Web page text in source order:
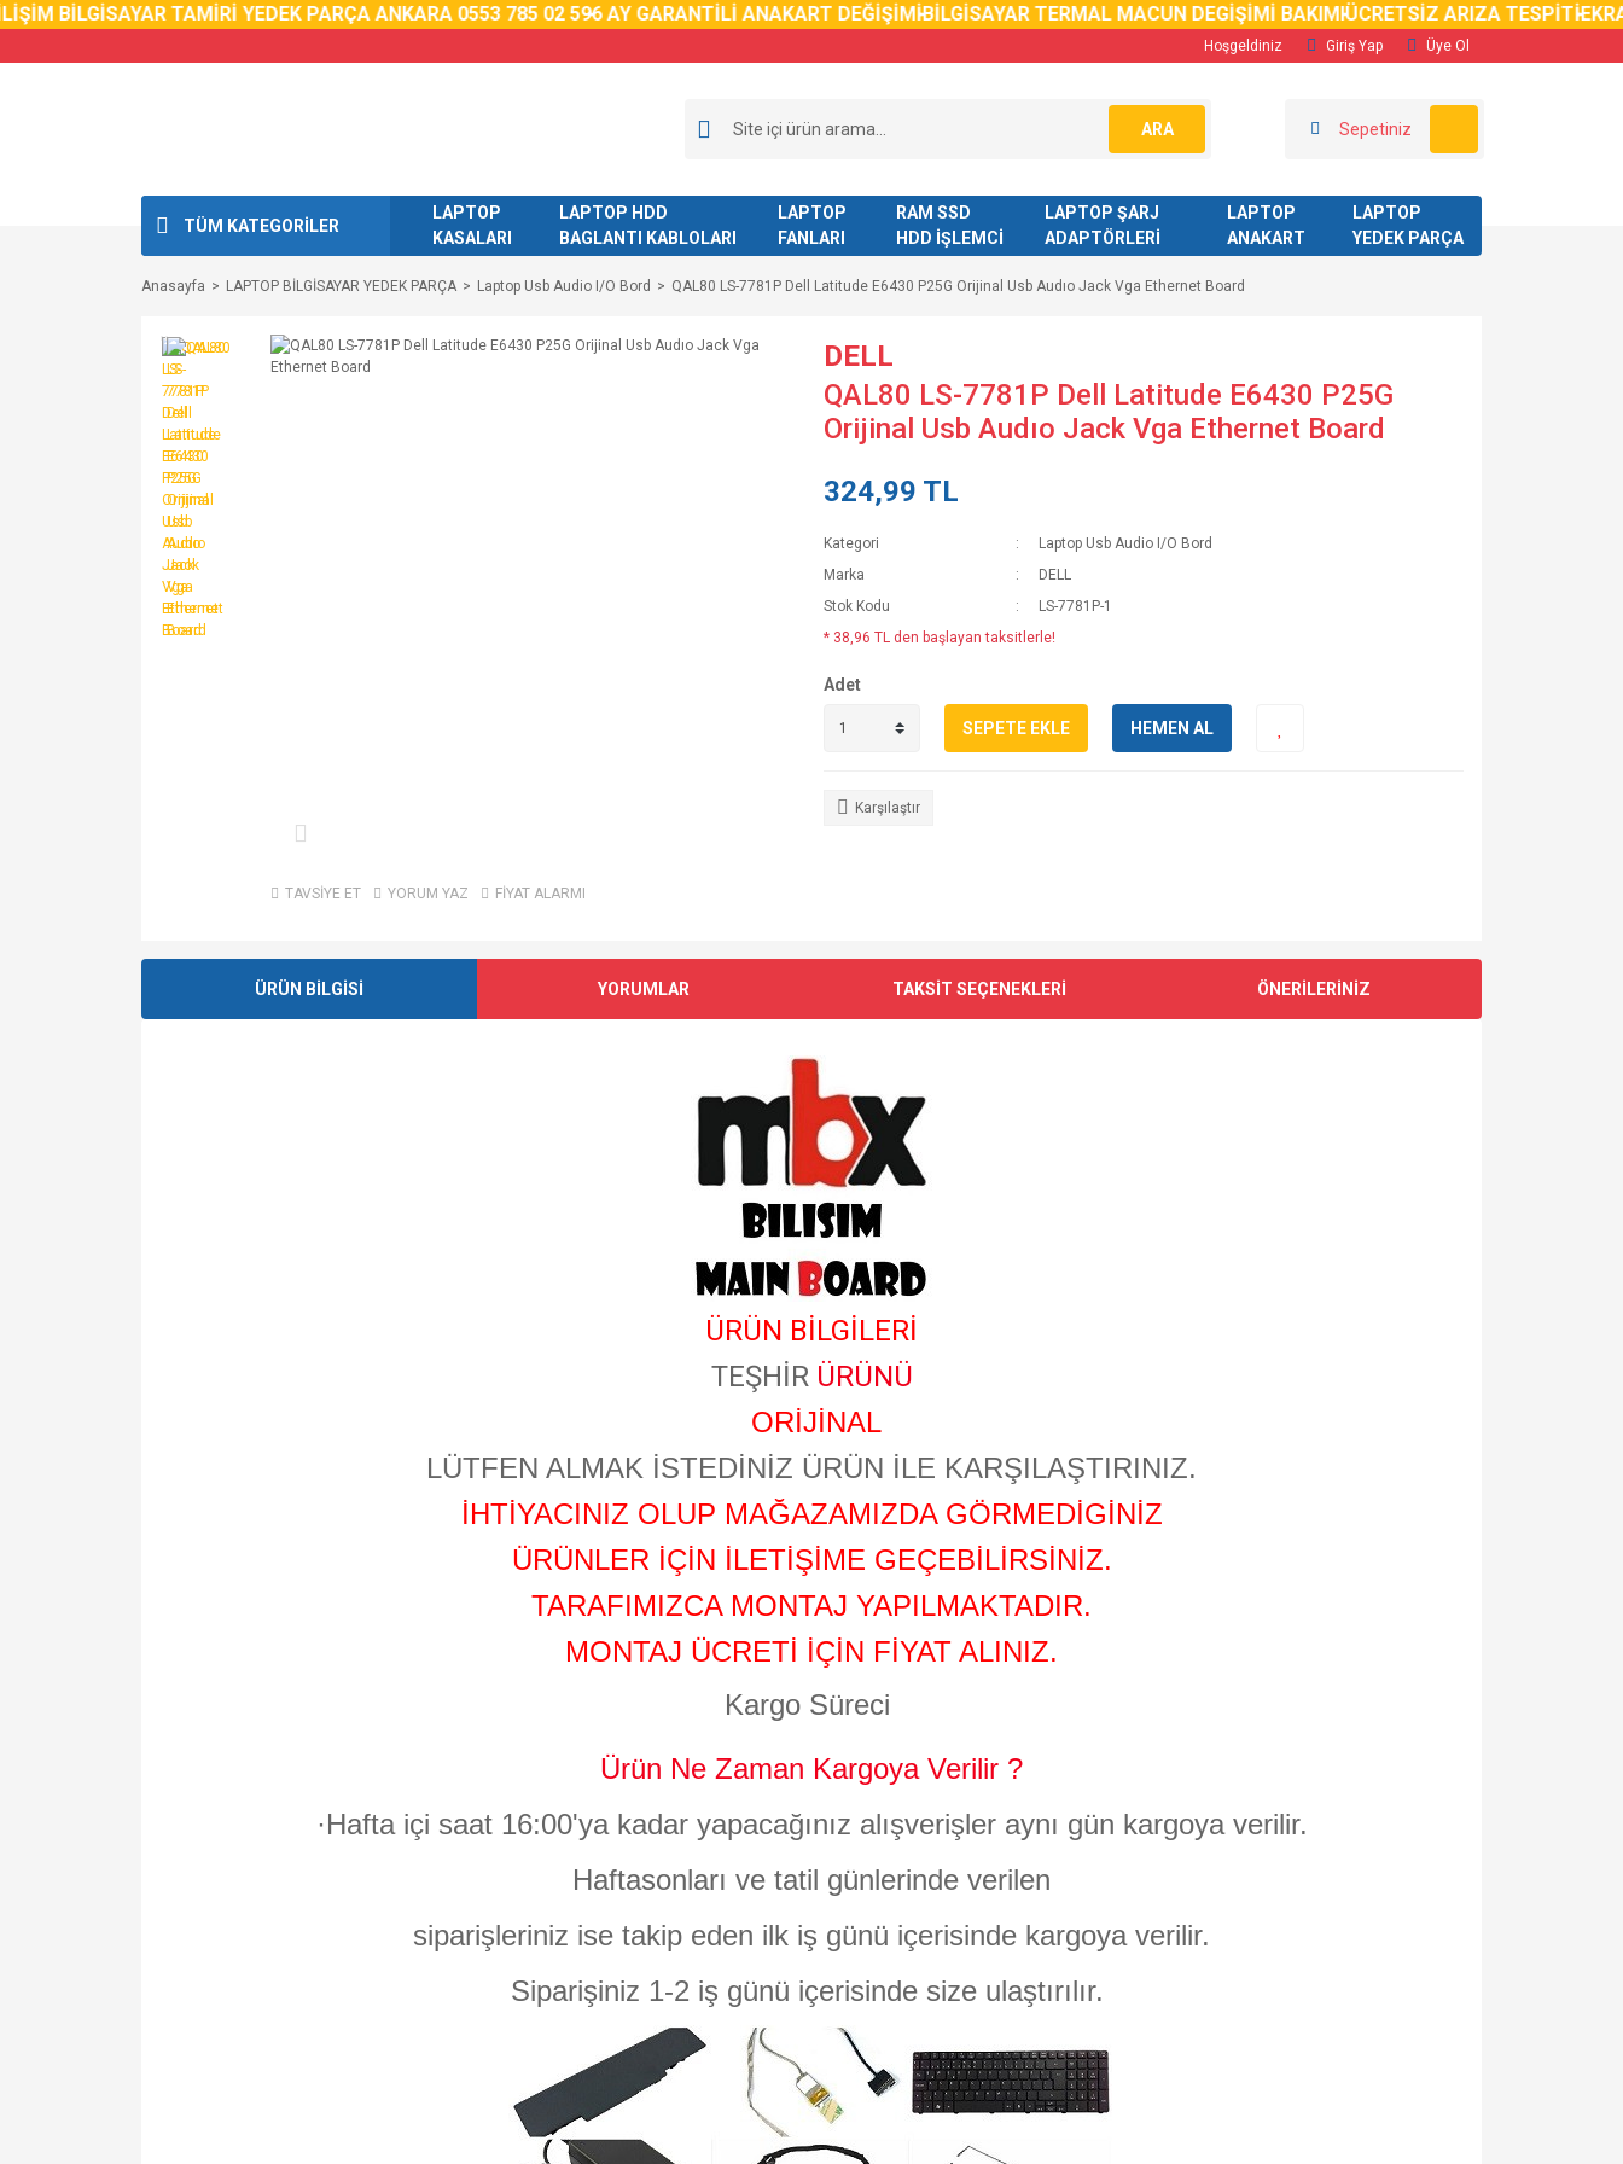
BİLGİSAYAR TAMİRİ YEDEK PARÇA ANKARA 0553 785 02 596 AY GARANTİLİ ANAKART DEĞİŞİMİBİLGİSAYAR TERMAL MACUN DEGİŞİMİ BAKIMIÜCRETSİZ ARIZA TESPİTİEKRAN
Hoşgeldiniz Giriş Yap Üye Ol
ARA Sepetiniz
TÜM KATEGORİLER
LAPTOP
KASALARI
LAPTOP HDD
BAGLANTI KABLOLARI
LAPTOP
FANLARI
RAM SSD
HDD İŞLEMCİ
LAPTOP ŞARJ
ADAPTÖRLERİ
LAPTOP
ANAKART
LAPTOP
YEDEK PARÇA
Anasayfa LAPTOP BİLGİSAYAR YEDEK PARÇA Laptop Usb Audio I/O Bord QAL80 LS-7781P Dell Latitude E6430 P25G Orijinal Usb Audıo Jack Vga Ethernet Board
TAVSİYE ET YORUM YAZ FİYAT ALARMI
DELL
QAL80 LS-7781P Dell Latitude E6430 P25G
Orijinal Usb Audıo Jack Vga Ethernet Board
324,99 TL
Kategori
Laptop Usb Audio I/O Bord
Marka
DELL
Stok Kodu
LS-7781P-1
* 38,96 TL den başlayan taksitlerle!
Adet
SEPETE EKLE HEMEN AL
Karşılaştır
ÜRÜN BİLGİSİ YORUMLAR TAKSİT SEÇENEKLERİ ÖNERİLERİNİZ
ÜRÜN BİLGİLERİ
TEŞHİR ÜRÜNÜ
ORİJİNAL
LÜTFEN ALMAK İSTEDİNİZ ÜRÜN İLE KARŞILAŞTIRINIZ.
İHTİYACINIZ OLUP MAĞAZAMIZDA GÖRMEDİGİNİZ
ÜRÜNLER İÇİN İLETİŞİME GEÇEBİLİRSİNİZ.
TARAFIMIZCA MONTAJ YAPILMAKTADIR.
MONTAJ ÜCRETİ İÇİN FİYAT ALINIZ.
Kargo Süreci
Ürün Ne Zaman Kargoya Verilir ?
·Hafta içi saat 16:00'ya kadar yapacağınız alışverişler aynı gün kargoya verilir.
Haftasonları ve tatil günlerinde verilen
siparişleriniz ise takip eden ilk iş günü içerisinde kargoya verilir.
Siparişiniz 1-2 iş günü içerisinde size ulaştırılır.